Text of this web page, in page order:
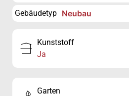
Gebäudetyp Neubau
Kunststoff
Ja
Garten